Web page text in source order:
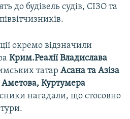
до будівель судів, СІЗО та
окремо відзначили
Крим.Реалії Владислава
татар Асана та Азіза
Куртумера
нагадали, що стосовно